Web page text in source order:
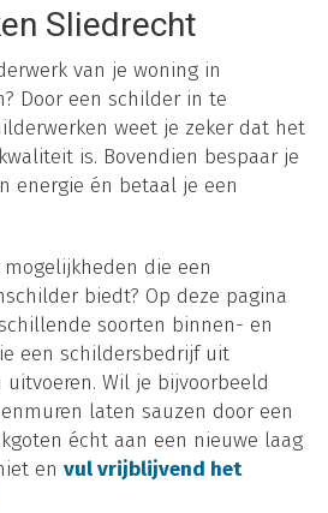
Sliedrecht
van je woning in
Door een schilder in te
weet je zeker dat het
is. Bovendien bespaar je
energie én betaal je een
die een
biedt? Op deze pagina
soorten binnen- en
een schildersbedrijf uit
Wil je bijvoorbeeld
laten sauzen door een
écht aan een nieuwe laag
en vul vrijblijvend het